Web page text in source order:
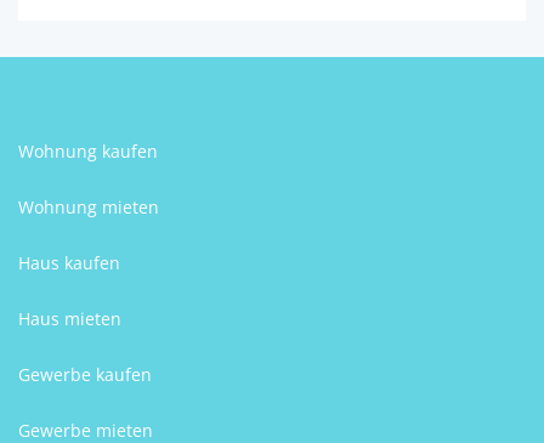
Wohnung kaufen
Wohnung mieten
Haus kaufen
Haus mieten
Gewerbe kaufen
Gewerbe mieten